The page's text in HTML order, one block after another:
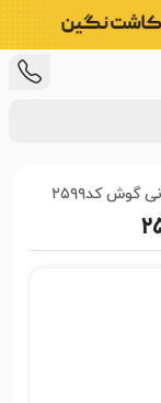
کد۲۵۹۹